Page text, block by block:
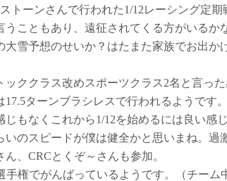
トーンさんで行われた1/12レーシング定期
うこともあり、遠征されてくる方がいるか
雪予想のせいか？はたまた家族でお出か
ククラス改めスポーツクラス2名と言った
ターンブラシレスで行われるようです。
もなくこれから1/12を始めるには良い感
いのスピードが僕は健全かと思いまね。過
、CRCとくぞ～さんも参加。
手権でがんばっているようです。（チーム